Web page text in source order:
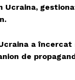
a încercat
de